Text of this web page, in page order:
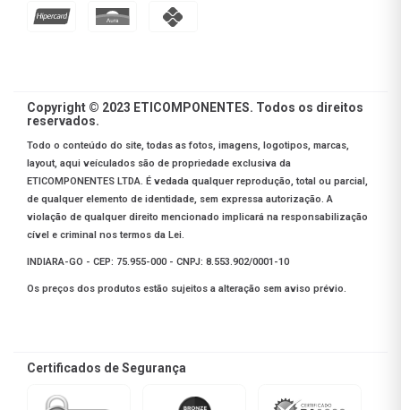
Copyright © 2023 ETICOMPONENTES. Todos os direitos
reservados.
Todo o conteúdo do site, todas as fotos, imagens, logotipos, marcas,
layout, aqui veículados são de propriedade exclusiva da
ETICOMPONENTES LTDA. É vedada qualquer reprodução, total ou parcial,
de qualquer elemento de identidade, sem expressa autorização. A
violação de qualquer direito mencionado implicará na responsabilização
cível e criminal nos termos da Lei.
INDIARA-GO - CEP: 75.955-000 - CNPJ: 8.553.902/0001-10
Os preços dos produtos estão sujeitos a alteração sem aviso prévio.
Certificados de Segurança